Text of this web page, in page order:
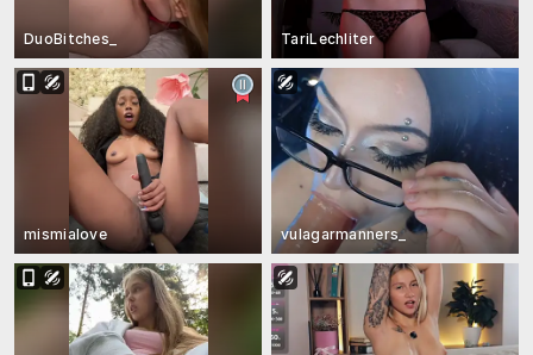
DuoBitches_ TariLechliter
mismialove vulagarmanners_